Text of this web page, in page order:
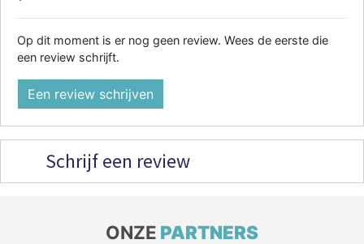
Op dit moment is er nog geen review. Wees de eerste die
een review schrijft.
Een review schrijven
Schrijf een review
ONZE PARTNERS